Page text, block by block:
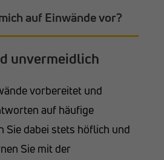
auf Einwände vor?
unvermeidlich
vorbereitet und
auf häufige
Sie dabei stets höflich und
Sie mit der